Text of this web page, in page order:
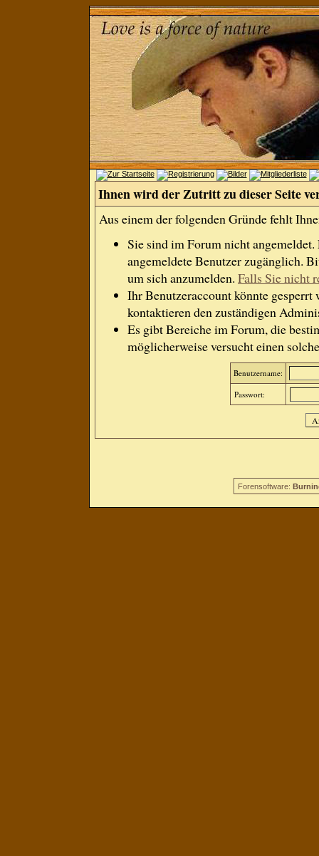
Ihnen wird der Zutritt zu dieser Seite
Aus einem der folgenden Gründe fehlt
Sie sind im Forum nicht
angemeldete Benutzer zugänglich.
um sich anzumelden. Falls Sie nicht
Ihr Benutzeraccount könnte gesperrt
kontaktieren den zuständigen
Es gibt Bereiche im Forum, die
möglicherweise versucht einen
Benutzername:
Passwort:
Forensoftware: